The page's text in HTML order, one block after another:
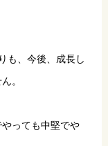
も、今後、成長し
。
っても中堅でや